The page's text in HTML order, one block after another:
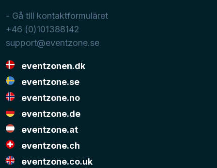
- Gå till kontaktformuläret
+46 (0)101388142
support@eventzone.se
eventzonen.dk
eventzone.se
eventzone.no
eventzone.de
eventzone.at
eventzone.ch
eventzone.co.uk